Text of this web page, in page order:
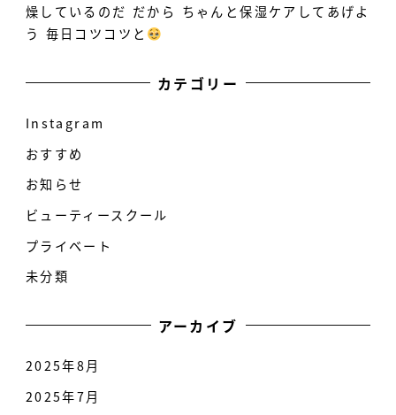
燥しているのだ だから ちゃんと保湿ケアしてあげよ
う 毎日コツコツと
カテゴリー
Instagram
おすすめ
お知らせ
ビューティースクール
プライベート
未分類
アーカイブ
2025年8月
2025年7月